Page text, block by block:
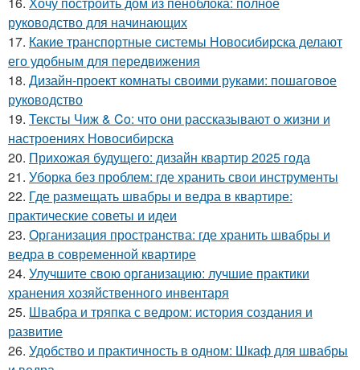
руководство для начинающих
17. Какие транспортные системы Новосибирска делают
его удобным для передвижения
18. Дизайн-проект комнаты своими руками: пошаговое
руководство
19. Тексты Чиж & Co: что они рассказывают о жизни и
настроениях Новосибирска
20. Прихожая будущего: дизайн квартир 2025 года
21. Уборка без проблем: где хранить свои инструменты
22. Где размещать швабры и ведра в квартире:
практические советы и идеи
23. Организация пространства: где хранить швабры и
ведра в современной квартире
24. Улучшите свою организацию: лучшие практики
хранения хозяйственного инвентаря
25. Швабра и тряпка с ведром: история создания и
развитие
26. Удобство и практичность в одном: Шкаф для швабры